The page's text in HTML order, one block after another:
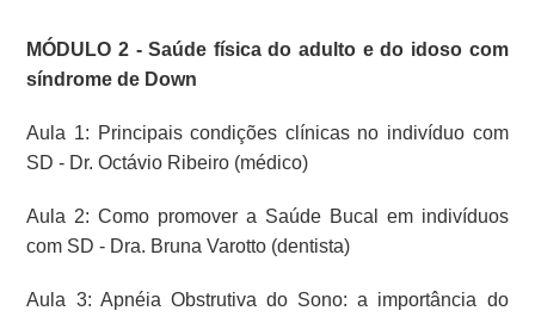
MÓDULO 2 - Saúde física do adulto e do idoso com
síndrome de Down
Aula 1: Principais condições clínicas no indivíduo com
SD - Dr. Octávio Ribeiro (médico)
Aula 2: Como promover a Saúde Bucal em indivíduos
com SD - Dra. Bruna Varotto (dentista)
Aula 3: Apnéia Obstrutiva do Sono: a importância do